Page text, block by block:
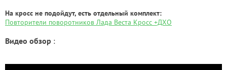
На кросс не подойдут, есть отдельный комплект:
Повторители поворотников Лада Веста Кросс +ДХО
Видео обзор :